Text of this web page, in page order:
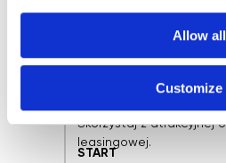
Allow all
Customize
Skorzystaj z atrakcyjnej
leasingowej.
START
Zacznij